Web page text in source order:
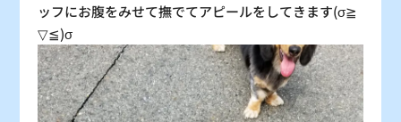
ッフにお腹をみせて撫でてアピールをしてきます(σ≧
▽≦)σ